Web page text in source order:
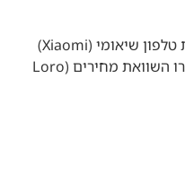
כוחו של הדרקון: מדריך מקיף לבחירת טלפון שיאומי (Xiaomi)
המומלץ לשנת 2026 כתיבה מטעם לורו השוואת מחירים (Loro